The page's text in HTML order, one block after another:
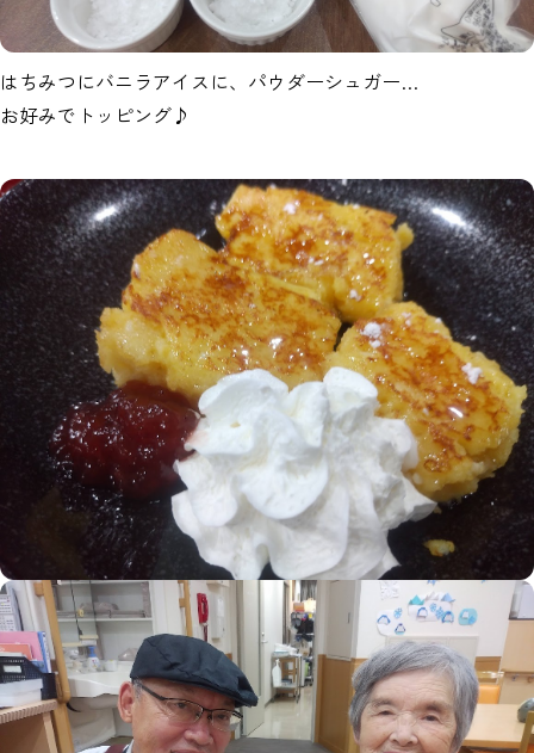
はちみつにバニラアイスに、パウダーシュガー…
お好みでトッピング♪